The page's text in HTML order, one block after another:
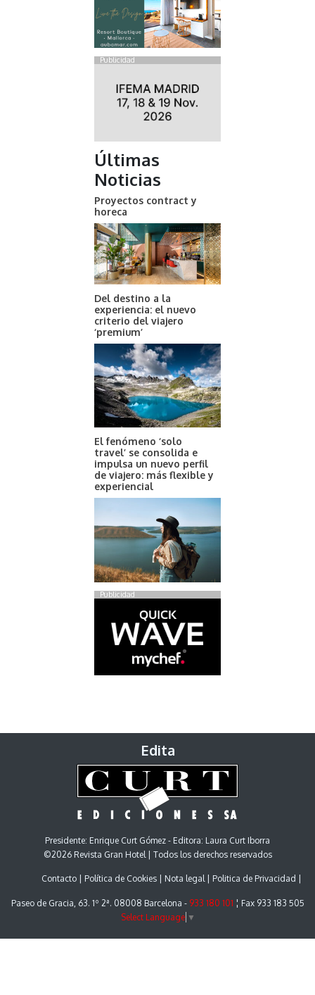
Publicidad
Últimas
Noticias
Proyectos contract y
horeca
Del destino a la
experiencia: el nuevo
criterio del viajero
‘premium’
El fenómeno ‘solo
travel’ se consolida e
impulsa un nuevo perfil
de viajero: más flexible y
experiencial
Publicidad
Edita
Presidente: Enrique Curt Gómez - Editora: Laura Curt Iborra
©2026 Revista Gran Hotel | Todos los derechos reservados
Contacto Política de Cookies Nota legal Politica de Privacidad
Paseo de Gracia, 63. 1º 2ª. 08008 Barcelona - 933 180 101 ¦ Fax 933 183 505
Select Language ▼